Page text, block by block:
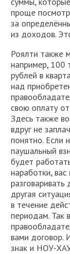
проще
за
из доходов.
Роялти также
например, 100
рублей в
над
свою оплату
Здесь также
вдруг не
понятно. Если
паушальный
будет
наработки,
другая
в течение
периодам. Так
вами договор.
знак и НОУ-